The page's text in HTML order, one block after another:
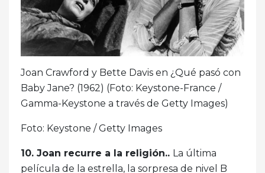
Joan Crawford y Bette Davis en ¿Qué pasó con
Baby Jane? (1962) (Foto: Keystone-France /
Gamma-Keystone a través de Getty Images)
Foto: Keystone / Getty Images
10. Joan recurre a la religión.. La última
película de la estrella, la sorpresa de nivel B